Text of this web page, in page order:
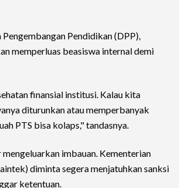
Pendidikan (DPP),
memperluas beasiswa internal demi
finansial institusi. Kalau kita
diturunkan atau memperbanyak
PTS bisa kolaps," tandasnya.
imbauan. Kementerian
diminta segera menjatuhkan sanksi
ketentuan.